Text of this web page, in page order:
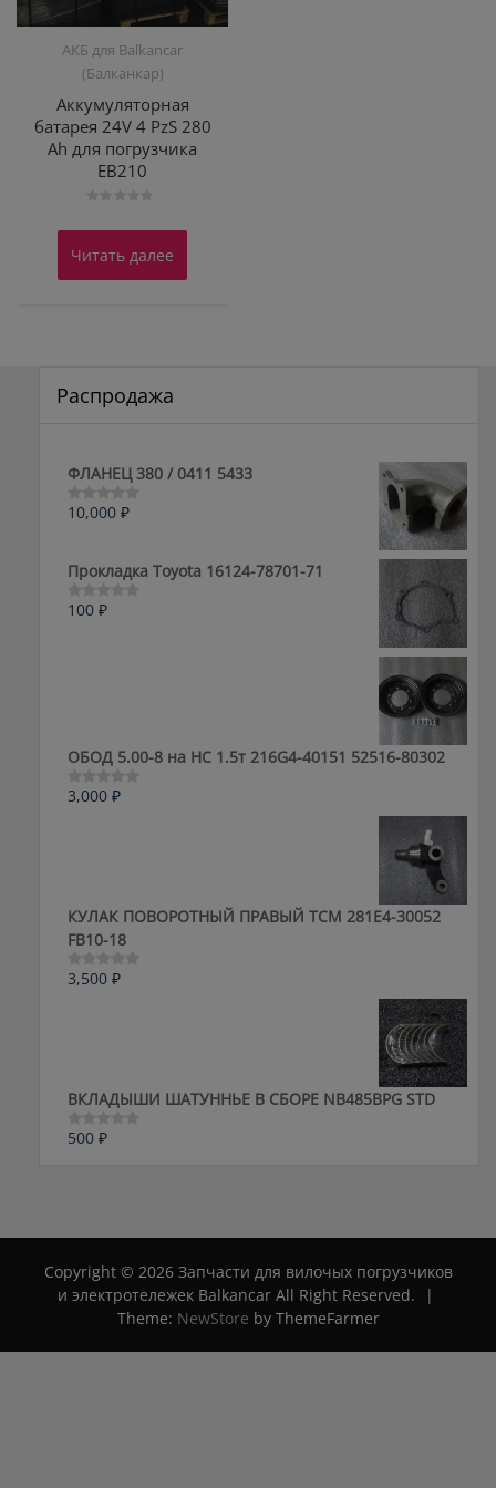
АКБ для Balkanсar
(Балканкар)
Аккумуляторная
батарея 24V 4 PzS 280
Ah для погрузчика
ЕВ210
0
5
Читать далее
Распродажа
ФЛАНЕЦ 380 / 0411 5433
Оценка
5
10,000 ₽
Прокладка Toyota 16124-78701-71
Оценка
100 ₽
ОБОД 5.00-8 на HC 1.5т 216G4-40151 52516-80302
Оценка
3,000 ₽
КУЛАК ПОВОРОТНЫЙ ПРАВЫЙ ТСМ 281E4-30052
FB10-18
Оценка
3,500 ₽
ВКЛАДЫШИ ШАТУННЬЕ В СБОРЕ NB485BPG STD
Оценка
500 ₽
Copyright © 2026 Запчасти для вилочых погрузчиков
и электротележек Balkancar All Right Reserved.
|
Theme: NewStore by ThemeFarmer